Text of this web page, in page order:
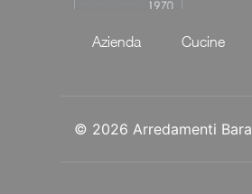
Azienda Cucine
© 2026 Arredamenti